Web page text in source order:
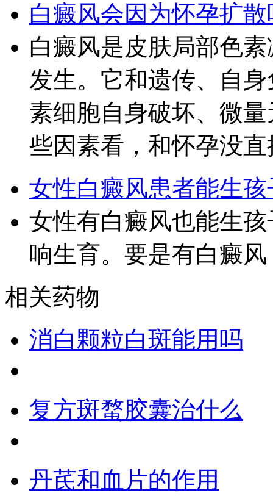
白癜风会因为怀孕扩散
白癜风是皮肤局部色
发生。它和遗传、自
素细胞自身破坏、微
些因素看，和怀孕没
女性白癜风患者能生孩
女性有白癜风也能生
响生育。要是有白癜
相关药物
消白颗粒白斑能用吗
复方斑蝥胶囊治什么
丹芪和血片的作用